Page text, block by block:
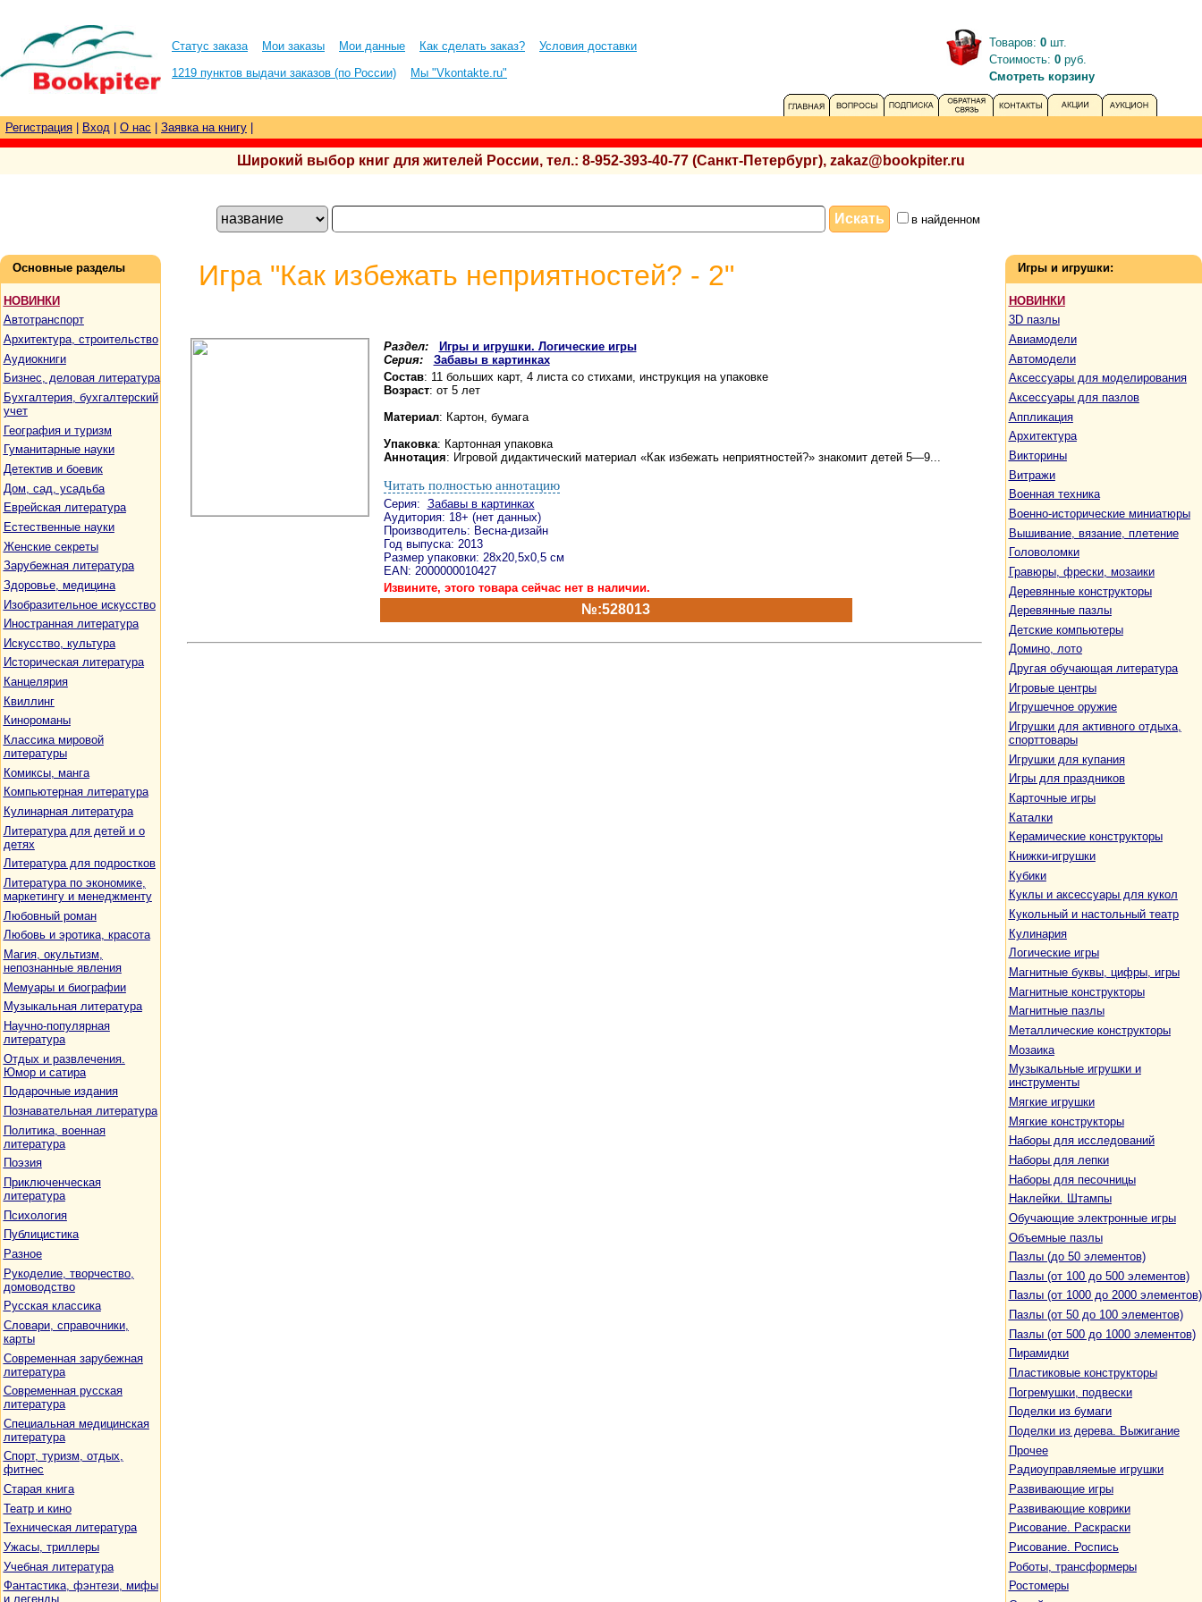
Статус заказа Мои заказы Мои данные Как сделать заказ?
Условия доставки
1219 пунктов выдачи заказов (по России)
Мы "Vkontakte.ru"
Товаров: 0 шт.
Стоимость: 0 руб.
Смотреть корзину
Регистрация Вход О нас Заявка на книгу
Широкий выбор книг для жителей России, тел.: 8-952-393-40-77 (Санкт-Петербург), zakaz@bookpiter.ru
в найденном
Основные разделы
НОВИНКИ
Автотранспорт
Архитектура, строительство
Аудиокниги
Бизнес, деловая литература
Бухгалтерия, бухгалтерский
учет
География и туризм
Гуманитарные науки
Детектив и боевик
Дом, сад, усадьба
Еврейская литература
Естественные науки
Женские секреты
Зарубежная литература
Здоровье, медицина
Изобразительное искусство
Иностранная литература
Искусство, культура
Историческая литература
Канцелярия
Квиллинг
Кинороманы
Классика мировой
литературы
Комиксы, манга
Компьютерная литература
Кулинарная литература
Литература для детей и о
детях
Литература для подростков
Литература по экономике,
маркетингу и менеджменту
Любовный роман
Любовь и эротика, красота
Магия, окультизм,
непознанные явления
Мемуары и биографии
Музыкальная литература
Научно-популярная
литература
Отдых и развлечения.
Юмор и сатира
Подарочные издания
Познавательная литература
Политика, военная
литература
Поэзия
Приключенческая
литература
Психология
Публицистика
Разное
Рукоделие, творчество,
домоводство
Русская классика
Словари, справочники,
карты
Современная зарубежная
литература
Современная русская
литература
Специальная медицинская
литература
Спорт, туризм, отдых,
фитнес
Старая книга
Театр и кино
Техническая литература
Ужасы, триллеры
Учебная литература
Фантастика, фэнтези, мифы
и легенды
Игра "Как избежать неприятностей? - 2"
Раздел:
Игры и игрушки. Логические игры
Серия:
Забавы в картинках
Состав: 11 больших карт, 4 листа со стихами, инструкция на упаковке
Возраст: от 5 лет
Материал: Картон, бумага
Упаковка: Картонная упаковка
Аннотация: Игровой дидактический материал «Как избежать неприятностей?» знакомит детей 5—9...
Читать полностью аннотацию
Серия: Забавы в картинках
Аудитория: 18+ (нет данных)
Производитель: Весна-дизайн
Год выпуска: 2013
Размер упаковки: 28х20,5х0,5 см
EAN: 2000000010427
Извините, этого товара сейчас нет в наличии.
№:528013
Игры и игрушки:
НОВИНКИ
3D пазлы
Авиамодели
Автомодели
Аксессуары для моделирования
Аксессуары для пазлов
Аппликация
Архитектура
Викторины
Витражи
Военная техника
Военно-исторические миниатюры
Вышивание, вязание, плетение
Головоломки
Гравюры, фрески, мозаики
Деревянные конструкторы
Деревянные пазлы
Детские компьютеры
Домино, лото
Другая обучающая литература
Игровые центры
Игрушечное оружие
Игрушки для активного отдыха,
спорттовары
Игрушки для купания
Игры для праздников
Карточные игры
Каталки
Керамические конструкторы
Книжки-игрушки
Кубики
Куклы и аксессуары для кукол
Кукольный и настольный театр
Кулинария
Логические игры
Магнитные буквы, цифры, игры
Магнитные конструкторы
Магнитные пазлы
Металлические конструкторы
Мозаика
Музыкальные игрушки и
инструменты
Мягкие игрушки
Мягкие конструкторы
Наборы для исследований
Наборы для лепки
Наборы для песочницы
Наклейки. Штампы
Обучающие электронные игры
Объемные пазлы
Пазлы (до 50 элементов)
Пазлы (от 100 до 500 элементов)
Пазлы (от 1000 до 2000 элементов)
Пазлы (от 50 до 100 элементов)
Пазлы (от 500 до 1000 элементов)
Пирамидки
Пластиковые конструкторы
Погремушки, подвески
Поделки из бумаги
Поделки из дерева. Выжигание
Прочее
Радиоуправляемые игрушки
Развивающие игры
Развивающие коврики
Рисование. Раскраски
Рисование. Роспись
Роботы, трансформеры
Ростомеры